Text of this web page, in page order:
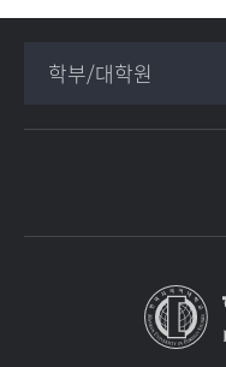
학부/대학원